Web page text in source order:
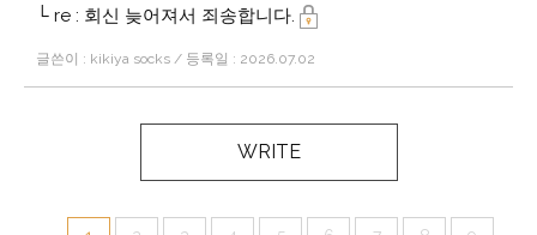
└ re : 회신 늦어져서 죄송합니다.
글쓴이 : kikiya socks / 등록일 : 2026.07.02
WRITE